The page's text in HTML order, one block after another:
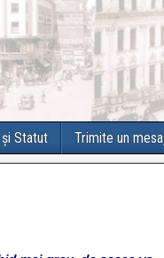
Statut Trimite un